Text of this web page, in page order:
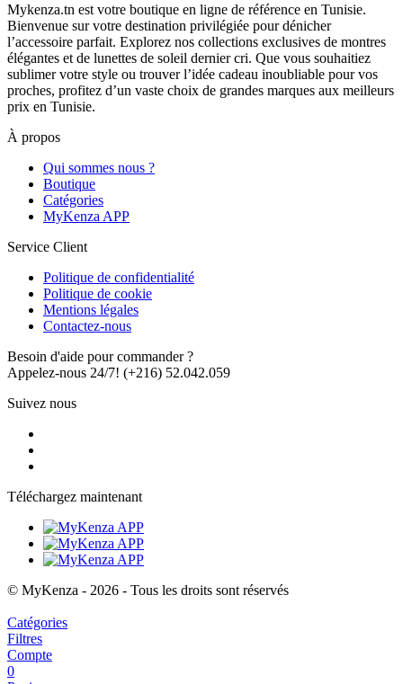
Mykenza.tn est votre boutique en ligne de référence en Tunisie.
Bienvenue sur votre destination privilégiée pour dénicher
l’accessoire parfait. Explorez nos collections exclusives de montres
élégantes et de lunettes de soleil dernier cri. Que vous souhaitiez
sublimer votre style ou trouver l’idée cadeau inoubliable pour vos
proches, profitez d’un vaste choix de grandes marques aux meilleurs
prix en Tunisie.
À propos
Qui sommes nous ?
Boutique
Catégories
MyKenza APP
Service Client
Politique de confidentialité
Politique de cookie
Mentions légales
Contactez-nous
Besoin d'aide pour commander ?
Appelez-nous 24/7! (+216) 52.042.059
Suivez nous
Téléchargez maintenant
© MyKenza - 2026 - Tous les droits sont réservés
Catégories
Filtres
Compte
0